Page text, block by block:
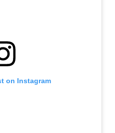
on Instagram